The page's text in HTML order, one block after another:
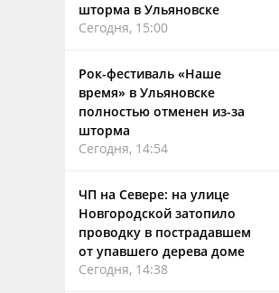
шторма в Ульяновске
Сегодня, 15:00
Рок-фестиваль «Наше
время» в Ульяновске
полностью отменен из-за
шторма
Сегодня, 14:54
ЧП на Севере: на улице
Новгородской затопило
проводку в пострадавшем
от упавшего дерева доме
Сегодня, 14:38